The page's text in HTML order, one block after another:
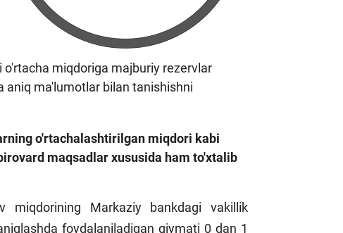
miqdoriga majburiy rezervlar
aniq ma'lumotlar bilan tanishishni
o'rtachalashtirilgan miqdori kabi
maqsadlar xususida ham to'xtalib
miqdorining Markaziy bankdagi vakillik
foydalaniladigan qiymati 0 dan 1